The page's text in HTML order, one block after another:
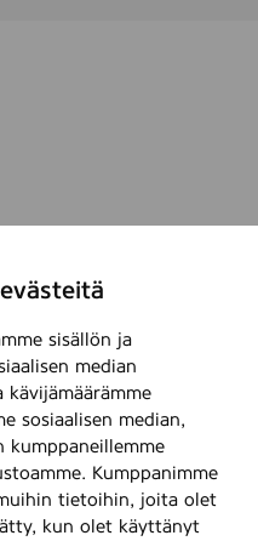
sisällön ja
median
kävijämäärämme
sosiaalisen median,
kumppaneillemme
Kumppanimme
tietoihin, joita olet
kun olet käyttänyt